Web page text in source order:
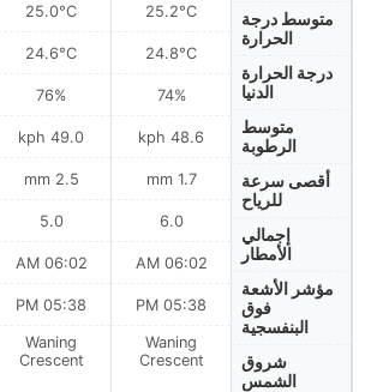
متوسط درجة
الحرارة
درجة الحرارة
الدنيا
متوسط
الرطوبة
أقصى سرعة
للرياح
إجمالي
الأمطار
مؤشر الأشعة
فوق
البنفسجية
شروق
الشمس
25.2°C
24.8°C
74%
48.6 kph
1.7 mm
6.0
06:02 AM
05:38 PM
Waning
Crescent
25.0°C
24.6°C
76%
49.0 kph
2.5 mm
5.0
06:02 AM
05:38 PM
Waning
Crescent